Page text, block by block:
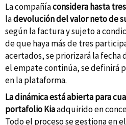
La compañíaconsidera hasta
ladevolución del valor neto de
según la factura y sujeto a
de que haya más de tres
acertados, se priorizará la fecha
el empate continúa, se definirá
en la plataforma.
La dinámica está abierta para
portafolio Kiaadquirido en
Todo el proceso se gestiona en el